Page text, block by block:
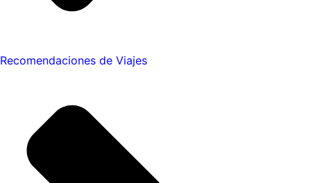
Recomendaciones de Viajes